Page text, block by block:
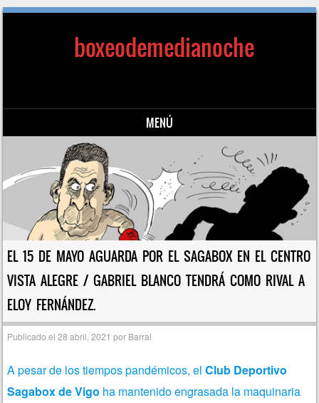
boxeodemedianoche
MENÚ
Saltar al contenido
EL 15 DE MAYO AGUARDA POR EL SAGABOX EN EL CENTRO
VISTA ALEGRE / GABRIEL BLANCO TENDRÁ COMO RIVAL A
ELOY FERNÁNDEZ.
Publicado el28 abril, 2021 por Barral
A pesar de los tiempos pandémicos, elClub Deportivo
Sagabox de Vigo ha mantenido engrasada la maquinaria